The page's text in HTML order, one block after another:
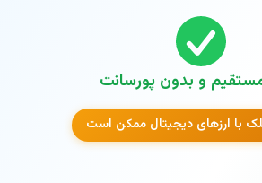
و بدون پورسانت
با ارزهای دیجیتال ممکن است